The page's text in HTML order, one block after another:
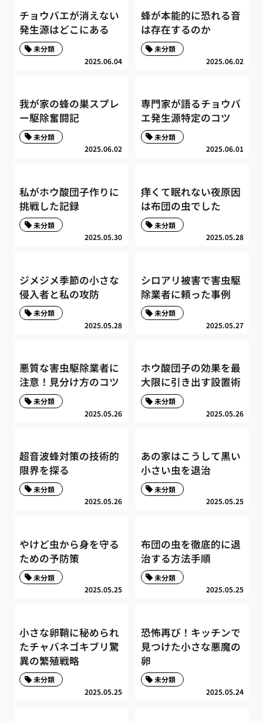
チョウバエが消えない
発生源はどこにある
2025.06.04
未分類
蜂が本能的に恐れる音
は存在するのか
2025.06.02
未分類
我が家の蜂の巣スプレ
ー駆除奮闘記
2025.06.02
未分類
専門家が語るチョウバ
エ発生源特定のコツ
2025.06.01
未分類
私がホウ酸団子作りに
挑戦した記録
2025.05.30
未分類
痒くて眠れない夜原因
は布団の虫でした
2025.05.28
未分類
ジメジメ季節の小さな
侵入者と私の攻防
2025.05.28
未分類
シロアリ被害で害虫駆
除業者に頼った事例
2025.05.27
未分類
悪質な害虫駆除業者に
注意！見分け方のコツ
2025.05.26
未分類
ホウ酸団子の効果を最
大限に引き出す設置術
2025.05.26
未分類
超音波蜂対策の技術的
限界を探る
2025.05.26
未分類
あの家はこうして黒い
小さい虫を退治
2025.05.25
未分類
やけど虫から身を守る
ための予防策
2025.05.25
未分類
布団の虫を徹底的に退
治する方法手順
2025.05.25
未分類
小さな卵鞘に秘められ
たチャバネゴキブリ驚
異の繁殖戦略
2025.05.25
未分類
恐怖再び！キッチンで
見つけた小さな悪魔の
卵
2025.05.24
未分類